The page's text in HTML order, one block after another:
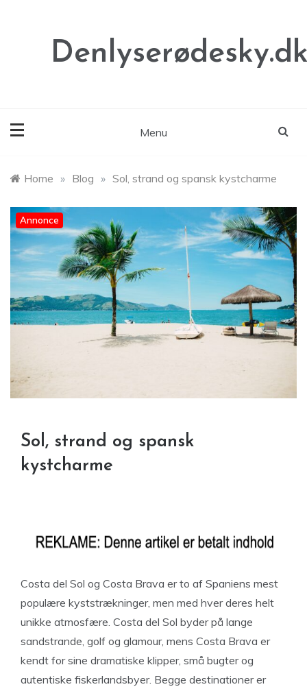
Menu
Home » Blog » Sol, strand og spansk kystcharme
Annonce
Sol, strand og spansk
kystcharme
Costa del Sol og Costa Brava er to af Spaniens mest
populære kyststrækninger, men med hver deres helt
unikke atmosfære. Costa del Sol byder på lange
sandstrande, golf og glamour, mens Costa Brava er
kendt for sine dramatiske klipper, små bugter og
autentiske fiskerlandsbyer. Begge destinationer er